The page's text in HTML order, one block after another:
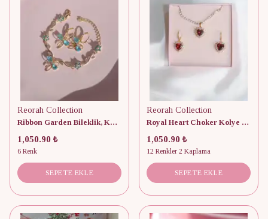
Reorah Collection
Ribbon Garden Bileklik, Küpe Set
1,050.90 ₺
6 Renk
SEPETE EKLE
Reorah Collection
Royal Heart Choker Kolye ve Küpe Set
1,050.90 ₺
12 Renkler 2 Kaplama
SEPETE EKLE